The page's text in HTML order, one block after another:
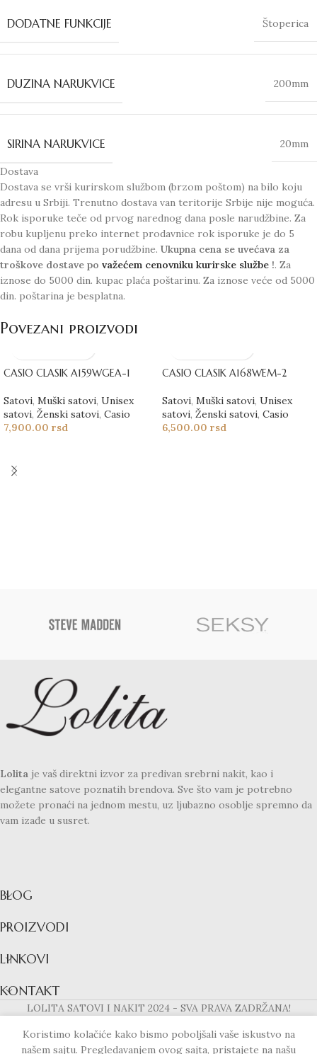
DODATNE FUNKCIJE Štoperica
DUZINA NARUKVICE 200mm
SIRINA NARUKVICE 20mm
Dostava
Dostava se vrši kurirskom službom (brzom poštom) na bilo koju
adresu u Srbiji. Trenutno dostava van teritorije Srbije nije moguća.
Rok isporuke teče od prvog narednog dana posle narudžbine. Za
robu kupljenu preko internet prodavnice rok isporuke je do 5
dana od dana prijema porudžbine. Ukupna cena se uvećava za
troškove dostave po važećem cenovniku kurirske službe !. Za
iznose do 5000 din. kupac plaća poštarinu. Za iznose veće od 5000
din. poštarina je besplatna.
Povezani proizvodi
CASIO CLASIK A159WGEA-1
Satovi, Muški satovi, Unisex
satovi, Ženski satovi, Casio
7,900.00 rsd
CASIO CLASIK A168WEM-2
Satovi, Muški satovi, Unisex
satovi, Ženski satovi, Casio
6,500.00 rsd
Lolita je vaš direktni izvor za predivan srebrni nakit, kao i
elegantne satove poznatih brendova. Sve što vam je potrebno
možete pronaći na jednom mestu, uz ljubazno osoblje spremno da
vam izađe u susret.
BLOG
PROIZVODI
LINKOVI
KONTAKT
LOLITA SATOVI I NAKIT 2024 - SVA PRAVA ZADRŽANA!
Koristimo kolačiće kako bismo poboljšali vaše iskustvo na
našem sajtu. Pregledavanjem ovog sajta, pristajete na našu